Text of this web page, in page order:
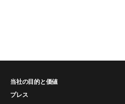
当社の目的と価値
プレス